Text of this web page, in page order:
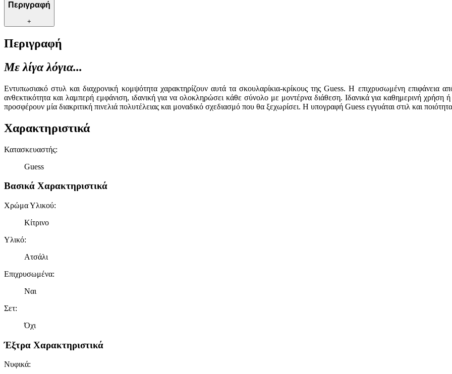
Περιγραφή
+
Περιγραφή
Με λίγα λόγια...
Εντυπωσιακό στυλ και διαχρονική κομψότητα χαρακτηρίζουν αυτά τα σκουλαρίκια-κρίκους της Guess. Η επιχρυσωμένη επιφάνεια
ανθεκτικότητα και λαμπερή εμφάνιση, ιδανική για να ολοκληρώσει κάθε σύνολο με μοντέρνα διάθεση. Ιδανικά για καθημερινή χρήση
προσφέρουν μία διακριτική πινελιά πολυτέλειας και μοναδικό σχεδιασμό που θα ξεχωρίσει. Η υπογραφή Guess εγγυάται στιλ και
Χαρακτηριστικά
Κατασκευαστής:
Guess
Βασικά Χαρακτηριστικά
Χρώμα Υλικού:
Κίτρινο
Υλικό:
Ατσάλι
Επιχρυσωμένα:
Ναι
Σετ:
Όχι
Έξτρα Χαρακτηριστικά
Νυφικά: